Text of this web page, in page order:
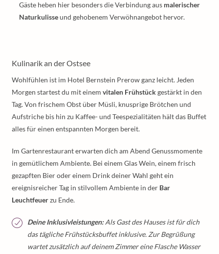
Gäste heben hier besonders die Verbindung aus malerischer
Naturkulisseund gehobenem Verwöhnangebot hervor.
Kulinarik an der Ostsee
Wohlfühlen ist im Hotel Bernstein Prerow ganz leicht. Jeden
Morgen startest du mit einem vitalen Frühstückgestärkt in den
Tag. Von frischem Obst über Müsli, knusprige Brötchen und
Aufstriche bis hin zu Kaffee- und Teespezialitäten hält das Buffet
alles für einen entspannten Morgen bereit.
Im Gartenrestaurant erwarten dich am Abend Genussmomente
in gemütlichem Ambiente. Bei einem Glas Wein, einem frisch
gezapften Bier oder einem Drink deiner Wahl geht ein
ereignisreicher Tag in stilvollem Ambiente in der Bar
Leuchtfeuerzu Ende.
Deine Inklusivleistungen:Als Gast des Hauses ist für dich
das tägliche Frühstücksbuffet inklusive. Zur Begrüßung
wartet zusätzlich auf deinem Zimmer eine Flasche Wasser